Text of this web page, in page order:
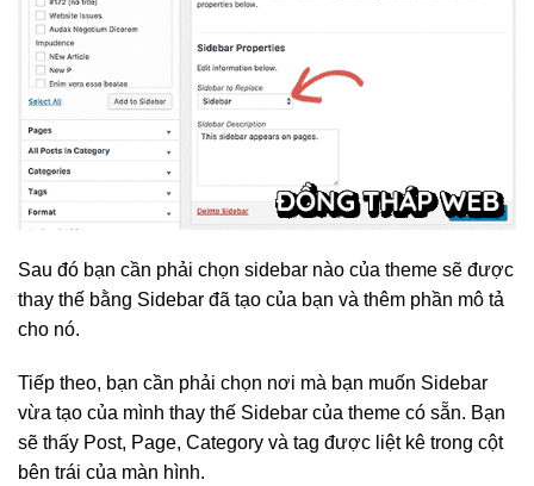
Sau đó bạn cần phải chọn sidebar nào của theme sẽ được
thay thế bằng Sidebar đã tạo của bạn và thêm phần mô tả
cho nó.
Tiếp theo, bạn cần phải chọn nơi mà bạn muốn Sidebar
vừa tạo của mình thay thế Sidebar của theme có sẵn. Bạn
sẽ thấy Post, Page, Category và tag được liệt kê trong cột
bên trái của màn hình.